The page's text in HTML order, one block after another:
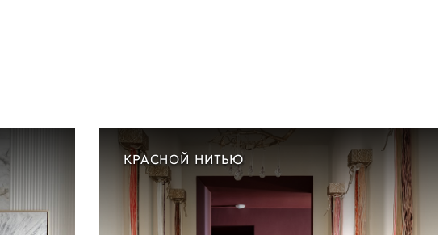
КРАСНОЙ НИТЬЮ